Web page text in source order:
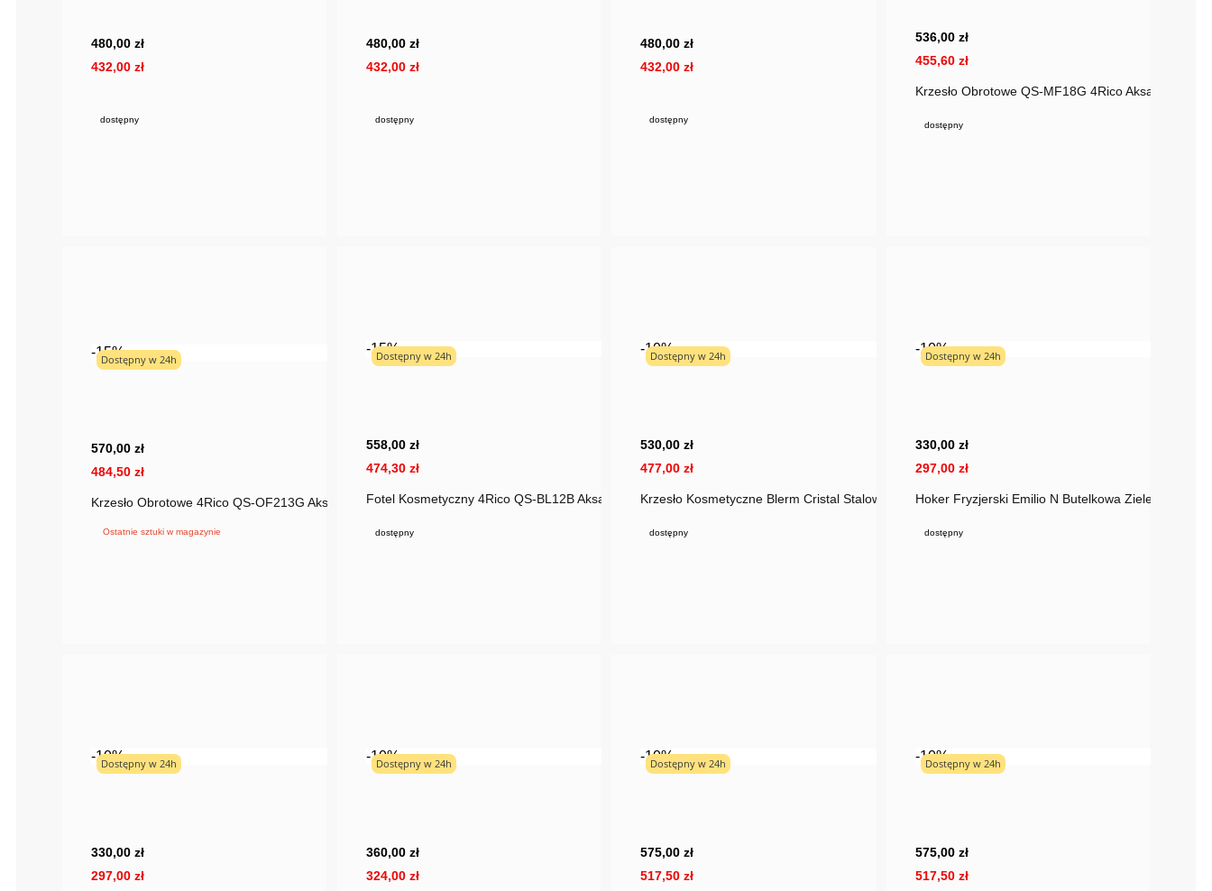
480,00 zł
432,00 zł
dostępny
480,00 zł
432,00 zł
dostępny
480,00 zł
432,00 zł
dostępny
536,00 zł
455,60 zł
Krzesło Obrotowe QS-MF18G 4Rico Aksamit
dostępny
-15%
570,00 zł
484,50 zł
Krzesło Obrotowe 4Rico QS-OF213G Aksamit Różowe
Ostatnie sztuki w magazynie
Dostępny w 24h
-15%
558,00 zł
474,30 zł
Fotel Kosmetyczny 4Rico QS-BL12B Aksamit Czarny
dostępny
Dostępny w 24h Bestseller
-10%
530,00 zł
477,00 zł
Krzesło Kosmetyczne Blerm Cristal Stalowy Welur
dostępny
Dostępny w 24h Bestseller
-10%
330,00 zł
297,00 zł
Hoker Fryzjerski Emilio N Butelkowa Zieleń Welur
dostępny
Dostępny w 24h
-10%
330,00 zł
297,00 zł
Dostępny w 24h -10%
360,00 zł
324,00 zł
Dostępny w 24h -10%
575,00 zł
517,50 zł
Dostępny w 24h -10%
575,00 zł
517,50 zł
Dostępny w 24h